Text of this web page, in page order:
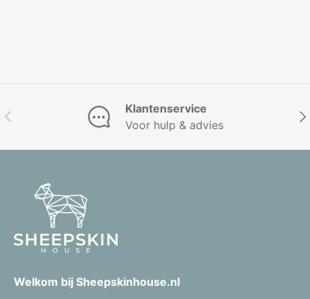
Vorige
Klantenservice
Voor hulp & advies
Welkom bij Sheepskinhouse.nl